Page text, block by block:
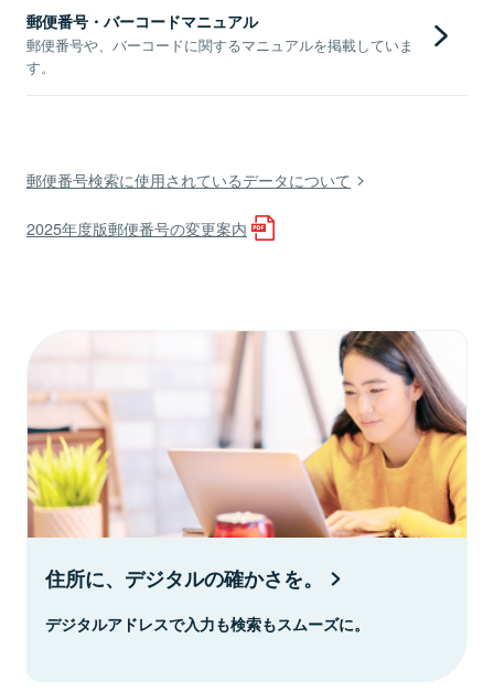
郵便番号・バーコードマニュアル
郵便番号や、バーコードに関するマニュアルを掲載していま
す。
郵便番号検索に使用されているデータについて
2025年度版郵便番号の変更案内
住所に、デジタルの確かさを。
デジタルアドレスで入力も検索もスムーズに。